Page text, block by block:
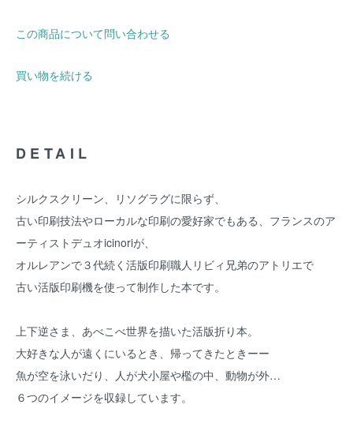
この商品について問い合わせる
買い物を続ける
DETAIL
シルクスクリーン、リソグラグに限らず、
古い印刷技法やローカルな印刷の愛好家でもある、フランスのア
ーティストデュオicinoriが、
オルレアンで３代続く活版印刷職人リビィ兄弟のアトリエで
古い活版印刷機を使って制作した本です。
上下逆さま、あべこべ世界を描いた活版折り本。
大好きな人が遠くにいるとき、帰ってきたときーー
魚が空を泳いだり、人が犬小屋や檻の中、動物が外…
６つのイメージを収録しています。